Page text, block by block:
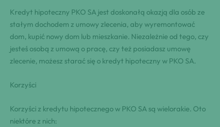
Kredyt hipoteczny PKO SA jest doskonałą okazją dla osób ze
stałym dochodem z umowy zlecenia, aby wyremontować
dom, kupić nowy dom lub mieszkanie. Niezależnie od tego, czy
jesteś osobą z umową o pracę, czy też posiadasz umowę
zlecenie, możesz starać się o kredyt hipoteczny w PKO SA.
Korzyści
Korzyści z kredytu hipotecznego w PKO SA są wielorakie. Oto
niektóre z nich: